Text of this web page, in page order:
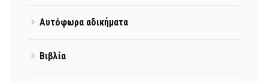
Αυτόφωρα αδικήματα
Βιβλία